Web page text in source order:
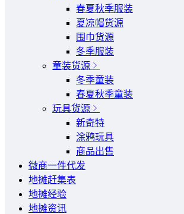
春夏秋季服装
夏凉帽货源
围巾货源
冬季服装
童装货源
冬季童装
春夏秋季童装
玩具货源
新奇特
涂鸦玩具
商品出售
微商一件代发
地摊赶集表
地摊经验
地摊资讯